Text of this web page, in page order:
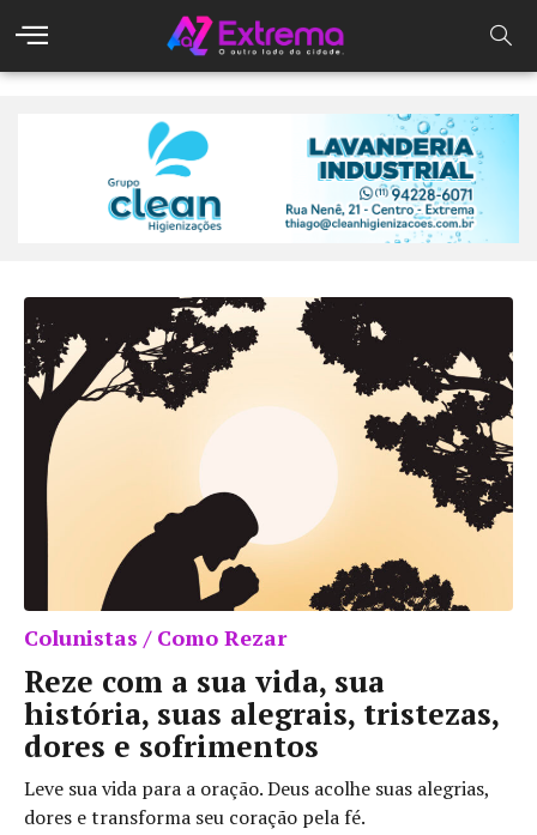
Colunistas / Como Rezar
Reze com a sua vida, sua
história, suas alegrais, tristezas,
dores e sofrimentos
Leve sua vida para a oração. Deus acolhe suas alegrias,
dores e transforma seu coração pela fé.